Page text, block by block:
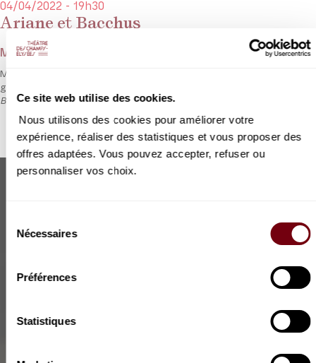
Ce site web utilise des cookies.
Nous utilisons des cookies pour améliorer votre
expérience, réaliser des statistiques et vous proposer des
offres adaptées. Vous pouvez accepter, refuser ou
personnaliser vos choix.
Nécessaires
Préférences
Statistiques
Ariane et Bacchus
04/04/2022 - 19h30
Marin Marais
Marin Marais est célèbre pour son catalogue pour la viole de
gambe mais il écrivit aussi pour l’opéra dont ce rare
Bachus.